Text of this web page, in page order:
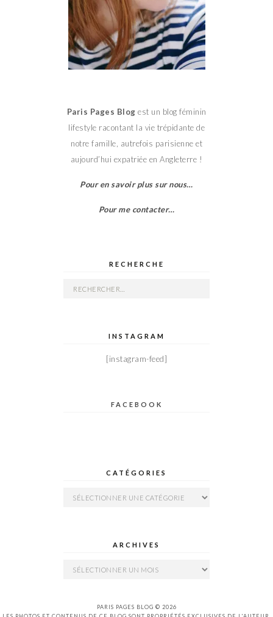
Paris Pages Blog est un blog féminin
lifestyle racontant la vie trépidante de
notre famille, autrefois parisienne et
aujourd’hui expatriée en Angleterre !
Pour en savoir plus sur nous…
Pour me contacter…
RECHERCHE
Rechercher :
INSTAGRAM
[instagram-feed]
FACEBOOK
CATÉGORIES
Catégories
ARCHIVES
Archives
PARIS PAGES BLOG © 2026